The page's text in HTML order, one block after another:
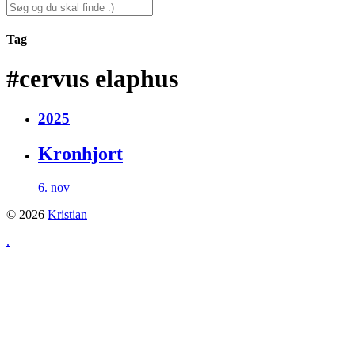
for:
Search
for:
Tag
#cervus elaphus
2025
Kronhjort
6. nov
© 2026 Kristian
.